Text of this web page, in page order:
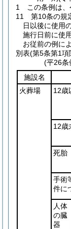
1
この条例は
11
第10条の規
日以後に使用
施行日前に使
お従前の例によ
別表(第5条第1項
(平26条
施設名
火葬場
12歳
12歳
死胎
手術
件に
人体
の臓
器